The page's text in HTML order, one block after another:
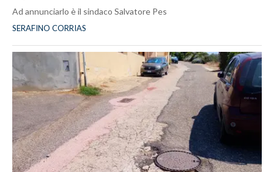
Ad annunciarlo è il sindaco Salvatore Pes
SERAFINO CORRIAS